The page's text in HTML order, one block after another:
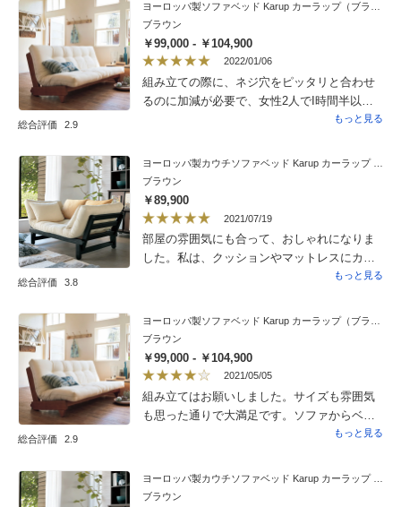
全てが一つ一つの部品的な感じです。組み立
てに5時間かかりました。説明書がかなり不親
切という印象。番号振りなどの明確な指示が
無いので解明するのに時間がかかりました。
しかしやはり出来上がると見栄えもさること
ながら、座り心地、寝心地は最高です。が、
ら搬入と組み立てはお願いした方がいいと思
います。
総合評価 2.9
ブラウン
￥99,000 - ￥104,900
2022/01/06
組み立ての際に、ネジ穴をピッタリと合わせ
るのに加減が必要で、女性2人でI時間半以上
かかりました。夜はベッドにして使っていま
ベッドに満足しています。少しもキシキシと
音がなったりグラグラすることがなく、今の
ところ快適に使っています。
もっと見る
総合評価 3.8
ブラウン
￥89,900
2021/07/19
部屋の雰囲気にも合って、おしゃれになりま
した。私は、クッションやマットレスにカ
バーをつけようと思っているので、カバー次
組立してくれて、頼んで正解でした。木枠に
傷が付いてましたが、全体的に満足です。
もっと見る
総合評価 2.9
ブラウン
￥99,000 - ￥104,900
2021/05/05
組み立てはお願いしました。サイズも雰囲気
も思った通りで大満足です。ソファからベッ
ドへ変える際は、思ったよりスムーズではな
ません。木の良い香りがします。概ね満足で
す。
もっと見る
ブラウン